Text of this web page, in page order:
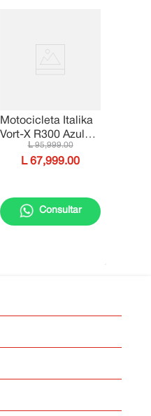
Motocicleta Italika
Vort-X R300 Azul
con Gris
95,999.00
67,999.00
Consultar